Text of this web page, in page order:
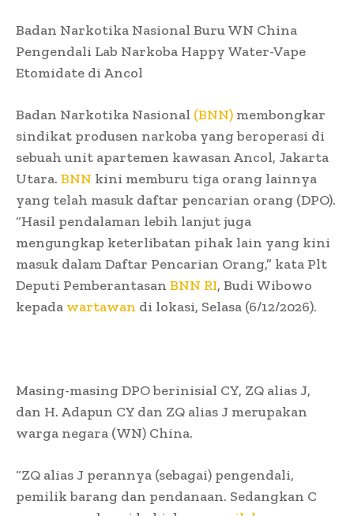
Badan Narkotika Nasional Buru WN China
Pengendali Lab Narkoba Happy Water-Vape
Etomidate di Ancol
Badan Narkotika Nasional (BNN) membongkar
sindikat produsen narkoba yang beroperasi di
sebuah unit apartemen kawasan Ancol, Jakarta
Utara. BNN kini memburu tiga orang lainnya
yang telah masuk daftar pencarian orang (DPO).
“Hasil pendalaman lebih lanjut juga
mengungkap keterlibatan pihak lain yang kini
masuk dalam Daftar Pencarian Orang,” kata Plt
Deputi Pemberantasan BNN RI, Budi Wibowo
kepada wartawan di lokasi, Selasa (6/12/2026).
Masing-masing DPO berinisial CY, ZQ alias J,
dan H. Adapun CY dan ZQ alias J merupakan
warga negara (WN) China.
“ZQ alias J perannya (sebagai) pengendali,
pemilik barang dan pendanaan. Sedangkan C